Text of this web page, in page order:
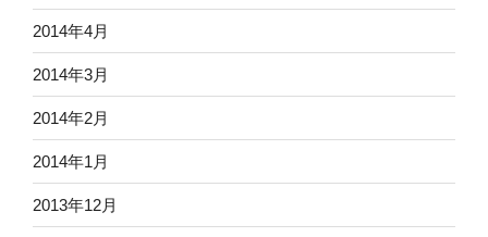
2014年4月
2014年3月
2014年2月
2014年1月
2013年12月